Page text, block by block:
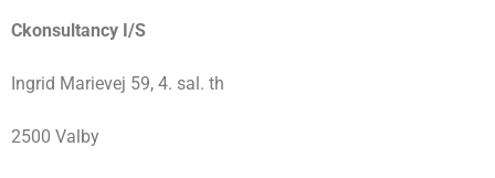
Ckonsultancy I/S
Ingrid Marievej 59, 4. sal. th
2500 Valby